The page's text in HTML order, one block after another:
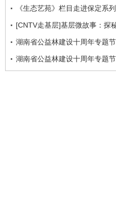
《生态艺苑》栏目走进保定系
[CNTV走基层]基层微故事：探
湖南省公益林建设十周年专题
湖南省公益林建设十周年专题